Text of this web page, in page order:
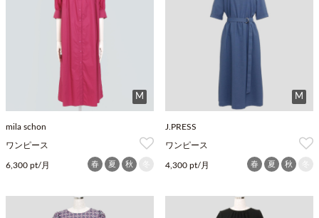
M
mila schon
ワンピース
6,300 pt/月 春 夏 秋
M
J.PRESS
ワンピース
4,300 pt/月 春 夏 秋